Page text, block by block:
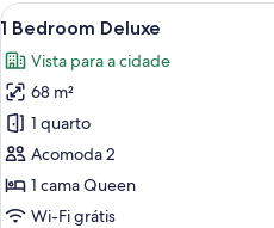
2
Suite
Carrega
todas
as
fotos
de
1
Bedroom
Deluxe
20
1 Bedroom Deluxe
Vista para a cidade
68 m²
1 quarto
Acomoda 2
1 cama Queen
Wi-Fi grátis